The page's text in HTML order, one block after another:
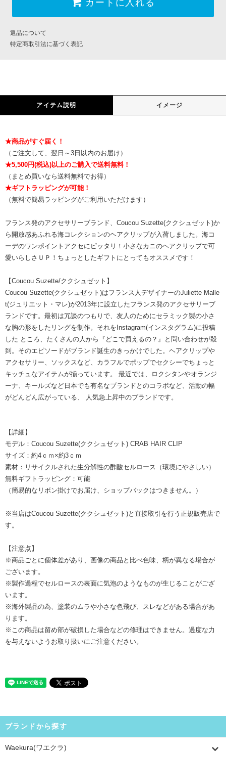
返品について
特定商取引法に基づく表記
アイテム説明 イメージ
★商品がすぐ届く！
（ご注文して、翌日～3日以内のお届け）
★5,500円(税込)以上のご購入で送料無料！
（まとめ買いなら送料無料でお得）
★ギフトラッピングが可能！
（無料で簡易ラッピングがご利用いただけます）
フランス発のアクセサリーブランド、Coucou Suzette(ククシュゼット)か
ら開放感あふれる海コレクションのヘアクリップが入荷しました。海コ
ーデのワンポイントアクセにピッタリ！小さなカニのヘアクリップで可
愛いらしさＵＰ！ちょっとしたギフトにとってもオススメです！
【Coucou Suzette/ククシュゼット】
Coucou Suzette(ククシュゼット)はフランス人デザイナーのJuliette Malle
t(ジュリエット・マレ)が2013年に設立したフランス発のアクセサリーブ
ランドです。最初は冗談のつもりで、友人のためにセラミック製の小さ
な胸の形をしたリングを制作。それをInstagram(インスタグラム)に投稿
した ところ、たくさんの人から『どこで買えるの？』と問い合わせが殺
到。そのエピソードがブランド誕生のきっかけでした。ヘアクリップや
アクセサリー、ソックスなど、カラフルでポップでセクシーでちょっと
キッチュなアイテムが揃っています。 最近では、ロクシタンやオランジ
ーナ、キールズなど日本でも有名なブランドとのコラボなど、活動の幅
がどんどん広がっている、 人気急上昇中のブランドです。
【詳細】
モデル：Coucou Suzette(ククシュゼット) CRAB HAIR CLIP
サイズ：約4ｃｍ×約3ｃｍ
素材：リサイクルされた生分解性の酢酸セルロース（環境にやさしい）
無料ギフトラッピング：可能
（簡易的なリボン掛けでお届け、ショップバックはつきません。）
※当店はCoucou Suzette(ククシュゼット)と直接取引を行う正規販売店で
す。
【注意点】
※商品ごとに個体差があり、画像の商品と比べ色味、柄が異なる場合が
ございます。
※製作過程でセルロースの表面に気泡のようなものが生じることがござ
います。
※海外製品の為、塗装のムラや小さな色飛び、スレなどがある場合があ
ります。
※この商品は留め部が破損した場合などの修理はできません。過度な力
を与えないようお取り扱いにご注意ください。
ブランドから探す
Waekura(ワエクラ)